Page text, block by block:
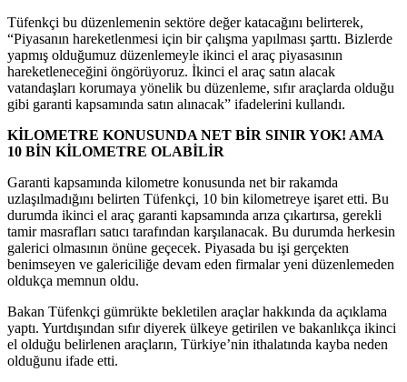
Tüfenkçi bu düzenlemenin sektöre değer katacağını belirterek,
“Piyasanın hareketlenmesi için bir çalışma yapılması şarttı. Bizlerde
yapmış olduğumuz düzenlemeyle ikinci el araç piyasasının
hareketleneceğini öngörüyoruz. İkinci el araç satın alacak
vatandaşları korumaya yönelik bu düzenleme, sıfır araçlarda olduğu
gibi garanti kapsamında satın alınacak” ifadelerini kullandı.
KİLOMETRE KONUSUNDA NET BİR SINIR YOK! AMA
10 BİN KİLOMETRE OLABİLİR
Garanti kapsamında kilometre konusunda net bir rakamda
uzlaşılmadığını belirten Tüfenkçi, 10 bin kilometreye işaret etti. Bu
durumda ikinci el araç garanti kapsamında arıza çıkartırsa, gerekli
tamir masrafları satıcı tarafından karşılanacak. Bu durumda herkesin
galerici olmasının önüne geçecek. Piyasada bu işi gerçekten
benimseyen ve galericiliğe devam eden firmalar yeni düzenlemeden
oldukça memnun oldu.
Bakan Tüfenkçi gümrükte bekletilen araçlar hakkında da açıklama
yaptı. Yurtdışından sıfır diyerek ülkeye getirilen ve bakanlıkça ikinci
el olduğu belirlenen araçların, Türkiye’nin ithalatında kayba neden
olduğunu ifade etti.